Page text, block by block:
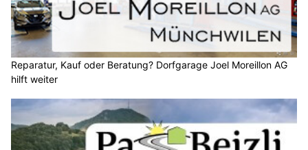
Reparatur, Kauf oder Beratung? Dorfgarage Joel Moreillon AG
hilft weiter